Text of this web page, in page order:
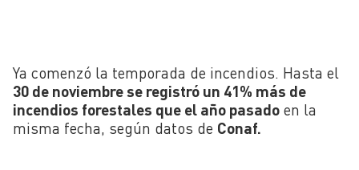
Ya comenzó la temporada de incendios. Hasta el
30 de noviembre se registró un 41% más de
incendios forestales que el año pasado en la
misma fecha, según datos de Conaf.